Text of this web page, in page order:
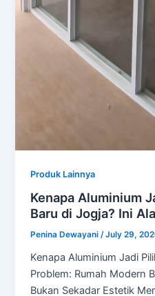
Produk Lainnya
Kenapa Aluminium
Baru di Jogja? Ini
Penina Dewayani/July 29,
Kenapa Aluminium Jadi
Problem: Rumah Modern
Bukan Sekadar Estetik